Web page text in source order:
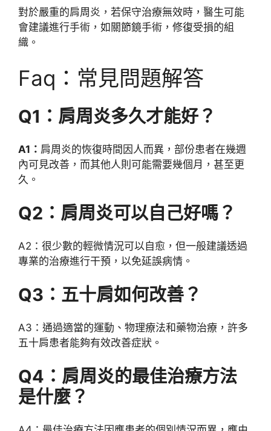
對於嚴重的肩周炎，若保守治療無效時，醫生可能
會建議進行手術，如關節鏡手術，修復受損的組
織。
Faq：常見問題解答
Q1：肩周炎多久才能好？
A1： 肩周炎的恢復時間因人而異，部份患者在幾週
內可見改善，而其他人則可能需要幾個月，甚至更
久。
Q2：肩周炎可以自己好嗎？
A2：很少數的輕微情況可以自愈，但一般建議透過
專業的治療進行干預，以免延誤病情。
Q3：五十肩如何改善？
A3：通過適當的運動、物理療法和藥物治療，許多
五十肩患者能夠有效改善症狀。
Q4：肩周炎的最佳治療方法
是什麼？